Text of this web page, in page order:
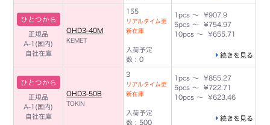
ひとつから
正規品
A-1(国内)
自社在庫
OHD3-40M
KEMET
155
リアルタイム更
新在庫
入荷予定
数 : 0
1pcs ～ ¥907.9
5pcs ～ ¥754.97
10pcs ～ ¥655.71
続きを見る
ひとつから
正規品
A-1(国内)
自社在庫
OHD3-50B
TOKIN
3
リアルタイム更
新在庫
入荷予定
数 : 500
1pcs ～ ¥855.27
5pcs ～ ¥722.71
10pcs ～ ¥623.46
続きを見る